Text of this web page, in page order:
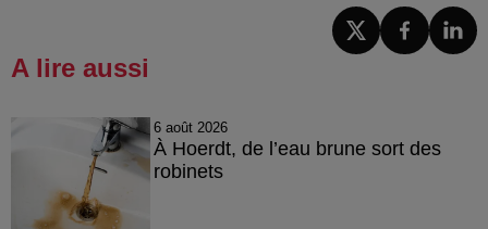
A lire aussi
6 août 2026
À Hoerdt, de l’eau brune sort des
robinets